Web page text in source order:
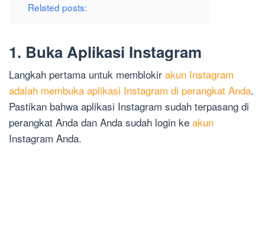
Related posts:
1. Buka Aplikasi Instagram
Langkah pertama untuk memblokir akun Instagram
adalah membuka aplikasi Instagram di perangkat Anda.
Pastikan bahwa aplikasi Instagram sudah terpasang di
perangkat Anda dan Anda sudah login ke akun
Instagram Anda.